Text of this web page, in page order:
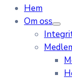
Hem
Om oss